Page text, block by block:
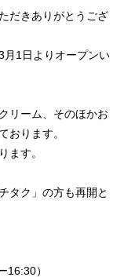
だきありがとうござ
月1日よりオープンい
リーム、そのほかお
おります。
ます。
タク」の方も再開と
16:30）